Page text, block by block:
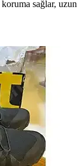
sağlar, uzun